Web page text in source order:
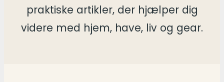
praktiske artikler, der hjælper dig
videre med hjem, have, liv og gear.